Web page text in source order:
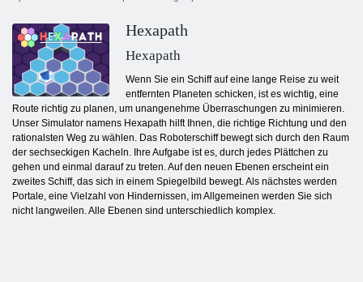
Hexapath
Hexapath
Wenn Sie ein Schiff auf eine lange Reise zu weit
entfernten Planeten schicken, ist es wichtig, eine
Route richtig zu planen, um unangenehme Überraschungen zu minimieren.
Unser Simulator namens Hexapath hilft Ihnen, die richtige Richtung und den
rationalsten Weg zu wählen. Das Roboterschiff bewegt sich durch den Raum
der sechseckigen Kacheln. Ihre Aufgabe ist es, durch jedes Plättchen zu
gehen und einmal darauf zu treten. Auf den neuen Ebenen erscheint ein
zweites Schiff, das sich in einem Spiegelbild bewegt. Als nächstes werden
Portale, eine Vielzahl von Hindernissen, im Allgemeinen werden Sie sich
nicht langweilen. Alle Ebenen sind unterschiedlich komplex.